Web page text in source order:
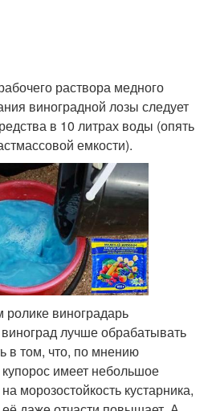
раствора медного
виноградной лозы следует
в 10 литрах воды (опять
емкости).
виноградарь
лучше обрабатывать
в том, что, по мнению
имеет небольшое
морозостойкость кустарника,